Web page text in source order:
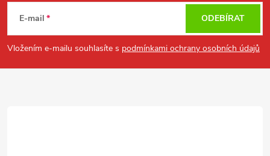
p
a
E-mail
Vložením e-mailu souhlasíte s podmínkami ochrany osobních údajů
ODEBÍRAT